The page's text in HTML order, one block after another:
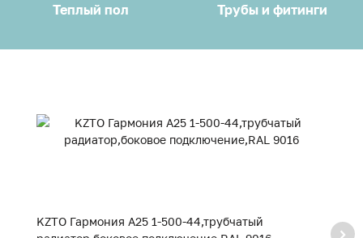
Теплый пол Трубы и фитинги
KZTO Гармония А25 1-500-44,трубчатый